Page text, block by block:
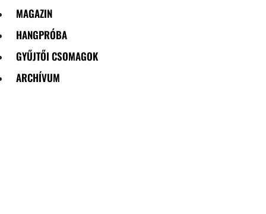
MAGAZIN
HANGPRÓBA
GYŰJTŐI CSOMAGOK
ARCHÍVUM